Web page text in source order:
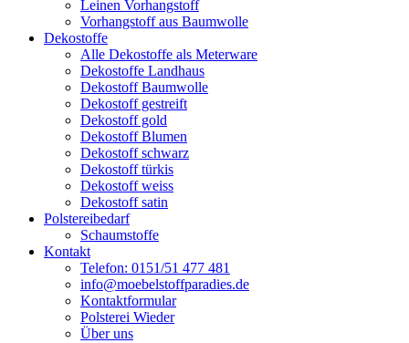
Leinen Vorhangstoff
Vorhangstoff aus Baumwolle
Dekostoffe
Alle Dekostoffe als Meterware
Dekostoffe Landhaus
Dekostoff Baumwolle
Dekostoff gestreift
Dekostoff gold
Dekostoff Blumen
Dekostoff schwarz
Dekostoff türkis
Dekostoff weiss
Dekostoff satin
Polstereibedarf
Schaumstoffe
Kontakt
Telefon: 0151/51 477 481
info@moebelstoffparadies.de
Kontaktformular
Polsterei Wieder
Über uns